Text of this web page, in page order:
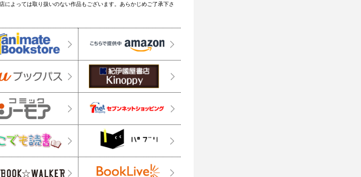
よっては取り扱いのない作品もございます。あらかじめご了承下さ